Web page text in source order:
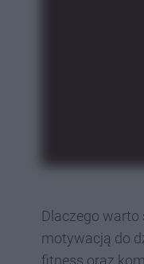
Dlaczego warto
motywacją do
fitness oraz